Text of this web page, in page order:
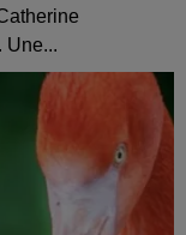
Une...